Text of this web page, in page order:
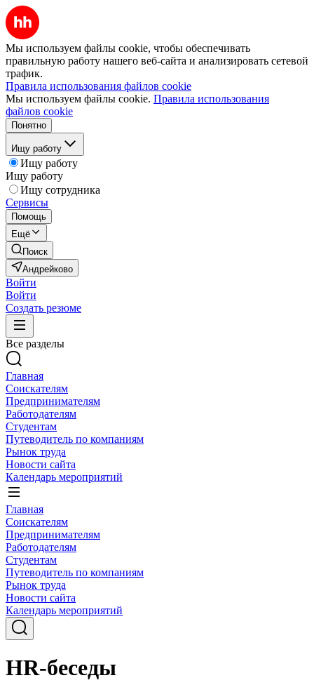
Мы используем файлы cookie, чтобы обеспечивать
правильную работу нашего веб-сайта и анализировать сетевой
трафик.
Правила использования файлов cookie
Мы используем файлы cookie. Правила использования
файлов cookie
Понятно
Ищу работу
Ищу работу
Ищу работу
Ищу сотрудника
Сервисы
Помощь
Ещё
Поиск
Андрейково
Войти
Войти
Создать резюме
Все разделы
Главная
Соискателям
Предпринимателям
Работодателям
Студентам
Путеводитель по компаниям
Рынок труда
Новости сайта
Календарь мероприятий
Главная
Соискателям
Предпринимателям
Работодателям
Студентам
Путеводитель по компаниям
Рынок труда
Новости сайта
Календарь мероприятий
HR-беседы